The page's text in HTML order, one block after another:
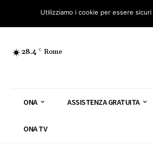
Osservatorio Nazionale Amianto: aderisci
28.4 C Rome
ONA ASSISTENZA GRATUITA
ONA TV
Utilizziamo i cookie per essere